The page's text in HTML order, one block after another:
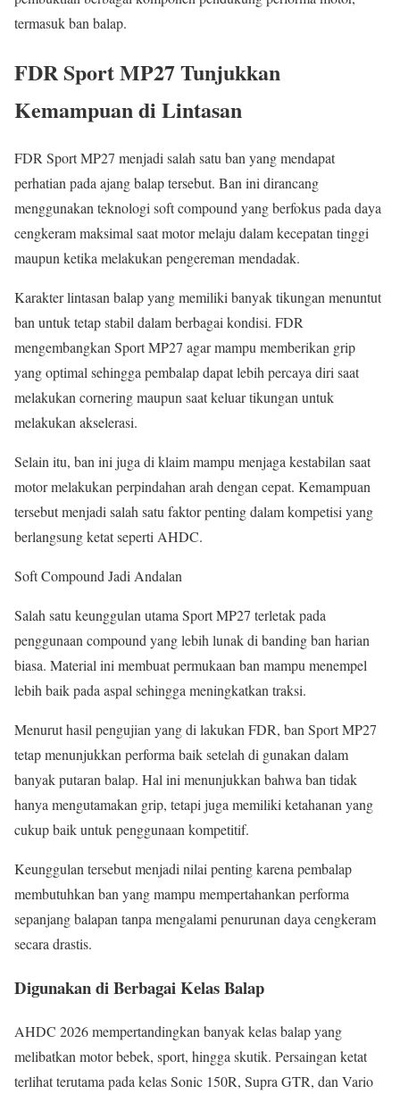
termasuk ban balap.
FDR Sport MP27 Tunjukkan
Kemampuan di Lintasan
FDR Sport MP27 menjadi salah satu ban yang mendapat
perhatian pada ajang balap tersebut. Ban ini dirancang
menggunakan teknologi soft compound yang berfokus pada daya
cengkeram maksimal saat motor melaju dalam kecepatan tinggi
maupun ketika melakukan pengereman mendadak.
Karakter lintasan balap yang memiliki banyak tikungan menuntut
ban untuk tetap stabil dalam berbagai kondisi. FDR
mengembangkan Sport MP27 agar mampu memberikan grip
yang optimal sehingga pembalap dapat lebih percaya diri saat
melakukan cornering maupun saat keluar tikungan untuk
melakukan akselerasi.
Selain itu, ban ini juga di klaim mampu menjaga kestabilan saat
motor melakukan perpindahan arah dengan cepat. Kemampuan
tersebut menjadi salah satu faktor penting dalam kompetisi yang
berlangsung ketat seperti AHDC.
Soft Compound Jadi Andalan
Salah satu keunggulan utama Sport MP27 terletak pada
penggunaan compound yang lebih lunak di banding ban harian
biasa. Material ini membuat permukaan ban mampu menempel
lebih baik pada aspal sehingga meningkatkan traksi.
Menurut hasil pengujian yang di lakukan FDR, ban Sport MP27
tetap menunjukkan performa baik setelah di gunakan dalam
banyak putaran balap. Hal ini menunjukkan bahwa ban tidak
hanya mengutamakan grip, tetapi juga memiliki ketahanan yang
cukup baik untuk penggunaan kompetitif.
Keunggulan tersebut menjadi nilai penting karena pembalap
membutuhkan ban yang mampu mempertahankan performa
sepanjang balapan tanpa mengalami penurunan daya cengkeram
secara drastis.
Digunakan di Berbagai Kelas Balap
AHDC 2026 mempertandingkan banyak kelas balap yang
melibatkan motor bebek, sport, hingga skutik. Persaingan ketat
terlihat terutama pada kelas Sonic 150R, Supra GTR, dan Vario